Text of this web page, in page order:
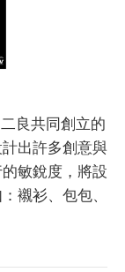
良共同創立的
出許多創意與
敏銳度，將設
襯衫、包包、